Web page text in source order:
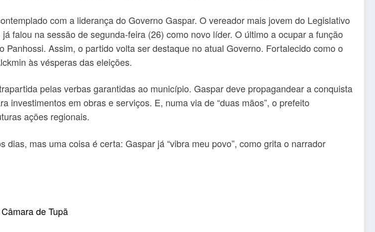
com a liderança do Governo Gaspar. O vereador mais jovem do Legislativo
falou na sessão de segunda-feira (26) como novo líder. O último a ocupar a função
Panhossi. Assim, o partido volta ser destaque no atual Governo. Fortalecido como o
às vésperas das eleições.
pelas verbas garantidas ao município. Gaspar deve propagandear a conquista
investimentos em obras e serviços. E, numa via de “duas mãos”, o prefeito
ações regionais.
mas uma coisa é certa: Gaspar já “vibra meu povo”, como grita o narrador
de Tupã